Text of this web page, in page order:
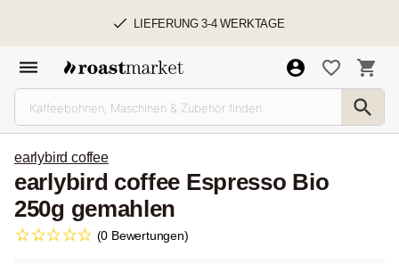
LIEFERUNG 3-4 WERKTAGE
earlybird coffee
earlybird coffee Espresso Bio
250g gemahlen
(0 Bewertungen)